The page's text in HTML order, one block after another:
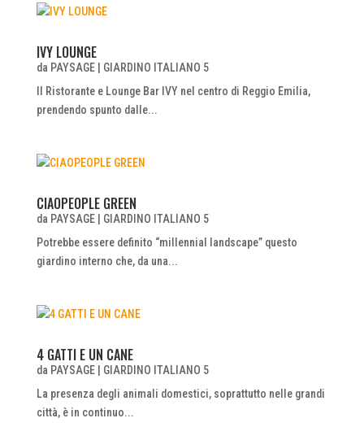
IVY LOUNGE
da PAYSAGE| GIARDINO ITALIANO 5
Il Ristorante e Lounge Bar IVY nel centro di Reggio Emilia,
prendendo spunto dalle...
CIAOPEOPLE GREEN
da PAYSAGE| GIARDINO ITALIANO 5
Potrebbe essere definito “millennial landscape” questo
giardino interno che, da una...
4 GATTI E UN CANE
da PAYSAGE| GIARDINO ITALIANO 5
La presenza degli animali domestici, soprattutto nelle grandi
città, è in continuo...